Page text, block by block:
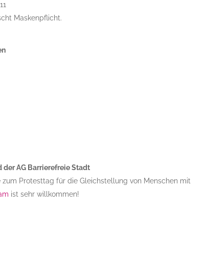
Maskenpflicht.
der AG Barrierefreie Stadt
zum Protesttag für die Gleichstellung von Menschen mit
ist sehr willkommen!